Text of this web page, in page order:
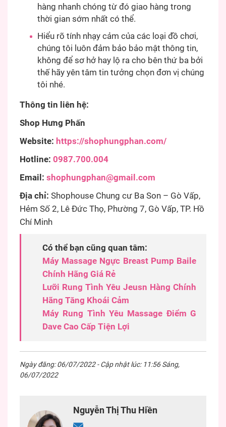
hàng nhanh chóng từ đó giao hàng trong
thời gian sớm nhất có thể.
Hiểu rõ tính nhạy cảm của các loại đồ chơi,
chúng tôi luôn đảm bảo bảo mật thông tin,
không để sơ hở hay lộ ra cho bên thứ ba bởi
thế hãy yên tâm tin tưởng chọn đơn vị chúng
tôi nhé.
Thông tin liên hệ:
Shop Hưng Phấn
Website: https://shophungphan.com/
Hotline: 0987.700.004
Email: shophungphan@gmail.com
Địa chỉ: Shophouse Chung cư Ba Son – Gò Vấp,
Hẻm Số 2, Lê Đức Thọ, Phường 7, Gò Vấp, TP. Hồ
Chí Minh
Có thể bạn cũng quan tâm:
Máy Massage Ngực Breast Pump Baile
Chính Hãng Giá Rẻ
Lưỡi Rung Tình Yêu Jeusn Hàng Chính
Hãng Tăng Khoái Cảm
Máy Rung Tình Yêu Massage Điểm G
Dave Cao Cấp Tiện Lợi
Ngày đăng: 06/07/2022 - Cập nhật lúc: 11:56 Sáng,
06/07/2022
Nguyễn Thị Thu Hiền